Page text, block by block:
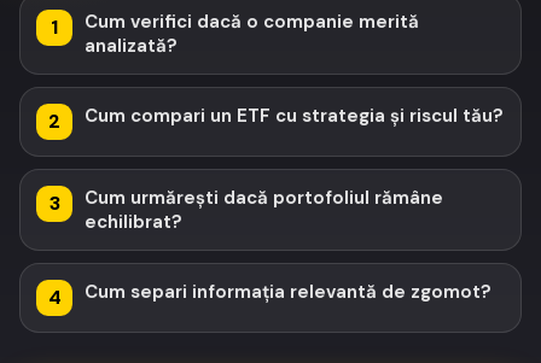
1
Cum verifici dacă o companie merită
analizată?
2 Cum compari un ETF cu strategia și riscul tău?
3
Cum urmărești dacă portofoliul rămâne
echilibrat?
4 Cum separi informația relevantă de zgomot?